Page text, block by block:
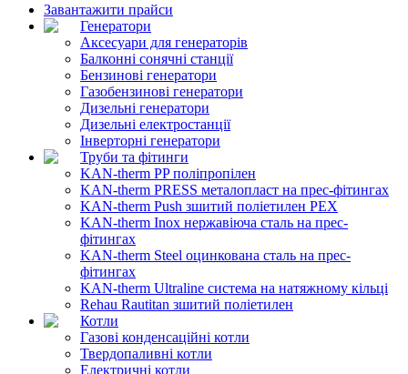
Завантажити прайси
Генератори
Аксесуари для генераторів
Балконні сонячні станції
Бензинові генератори
Газобензинові генератори
Дизельні генератори
Дизельні електростанції
Інверторні генератори
Труби та фітинги
KAN-therm PP поліпропілен
KAN-therm PRESS металопласт на прес-фітингах
KAN-therm Push зшитий поліетилен PEX
KAN-therm Inox нержавіюча сталь на прес-
фітингах
KAN-therm Steel оцинкована сталь на прес-
фітингах
KAN-therm Ultraline система на натяжному кільці
Rehau Rautitan зшитий поліетилен
Котли
Газові конденсаційні котли
Твердопаливні котли
Електричні котли